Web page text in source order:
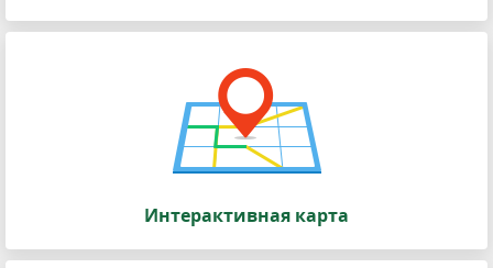
Интерактивная карта